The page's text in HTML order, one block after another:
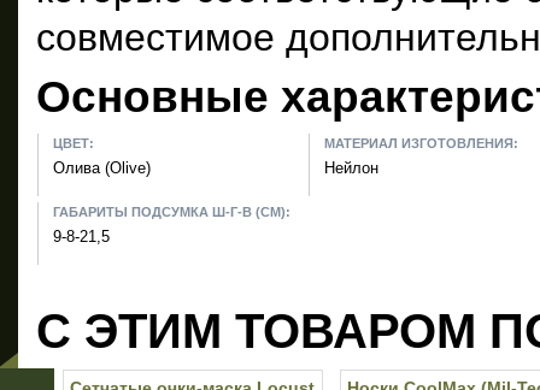
совместимое
Основные
ЦВЕТ:
Олива (Olive)
МАТЕРИАЛ ИЗГОТОВЛЕНИЯ:
Нейлон
ГАБАРИТЫ ПОДСУМКА Ш-Г-В (СМ):
9-8-21,5
С ЭТИМ ТОВАРОМ